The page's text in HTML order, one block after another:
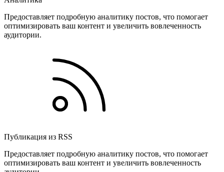
Предоставляет подробную аналитику постов, что помогает
оптимизировать ваш контент и увеличить вовлеченность
аудитории.
Публикация из RSS
Предоставляет подробную аналитику постов, что помогает
оптимизировать ваш контент и увеличить вовлеченность